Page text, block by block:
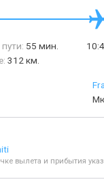
55 мин.
312 км.
вылета и прибытия